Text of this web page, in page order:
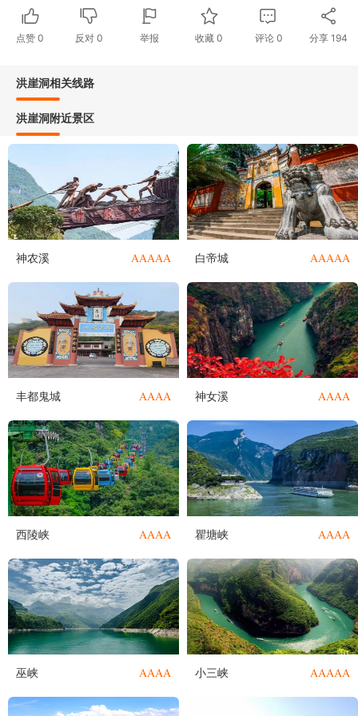
点赞 0 反对0 举报 收藏 0 评论 0 分享 194
洪崖洞相关线路
洪崖洞附近景区
神农溪 AAAAA 白帝城 AAAAA
丰都鬼城 AAAA 神女溪 AAAA
西陵峡 AAAA 瞿塘峡 AAAA
巫峡 AAAA 小三峡 AAAAA